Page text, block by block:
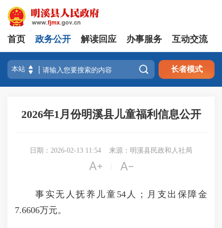
首页 政务公开 解读回应 办事服务 互动交流
 长者模式
2026年1月份明溪县儿童福利信息公开
日期：2026-02-13 11:54 来源：明溪县民政和人社局
 
事实无人抚养儿童54人；月支出保障金
7.6606万元。